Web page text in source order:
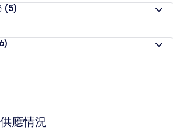
(5)
應情況